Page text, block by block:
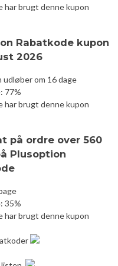
har brugt denne kupon
Rabatkode kupon
2026
udløber om 16 dage
77%
har brugt denne kupon
på ordre over 560
Plusoption
35%
har brugt denne kupon